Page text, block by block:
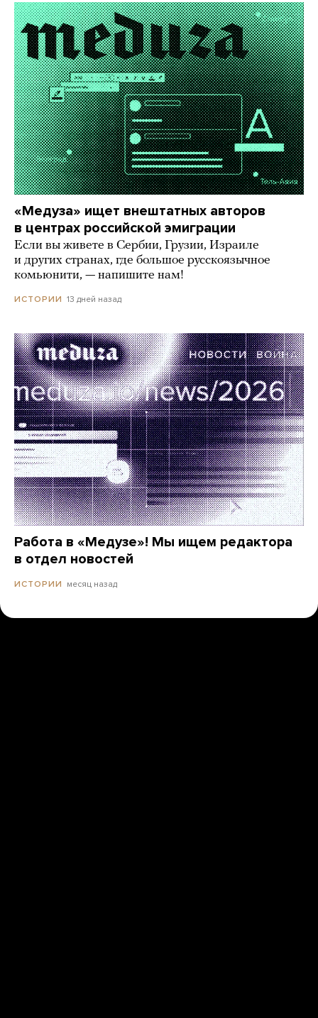
«Медуза» ищет внештатных авторов
в центрах российской эмиграции
Если вы живете в Сербии, Грузии, Израиле
и других странах, где большое русскоязычное
комьюнити, — напишите нам!
ИСТОРИИ 13 дней назад
Работа в «Медузе»! Мы ищем редактора
в отдел новостей
ИСТОРИИ месяц назад